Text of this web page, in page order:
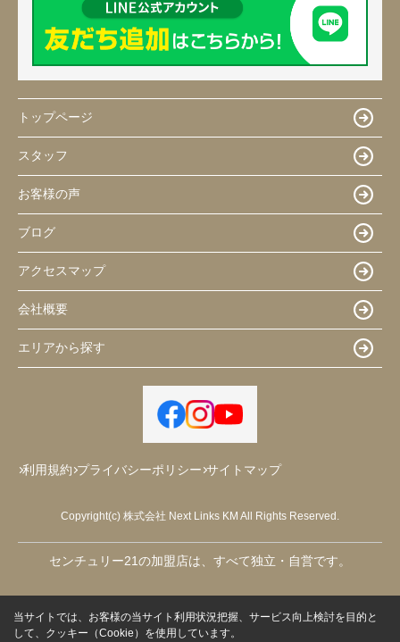
トップページ
スタッフ
お客様の声
ブログ
アクセスマップ
会社概要
エリアから探す
利用規約 プライバシーポリシー サイトマップ
Copyright(c) 株式会社 Next Links KM All Rights Reserved.
センチュリー21の加盟店は、すべて独立・自営です。
当サイトでは、お客様の当サイト利用状況把握、サービス向上検討を目的と
して、クッキー（Cookie）を使用しています。